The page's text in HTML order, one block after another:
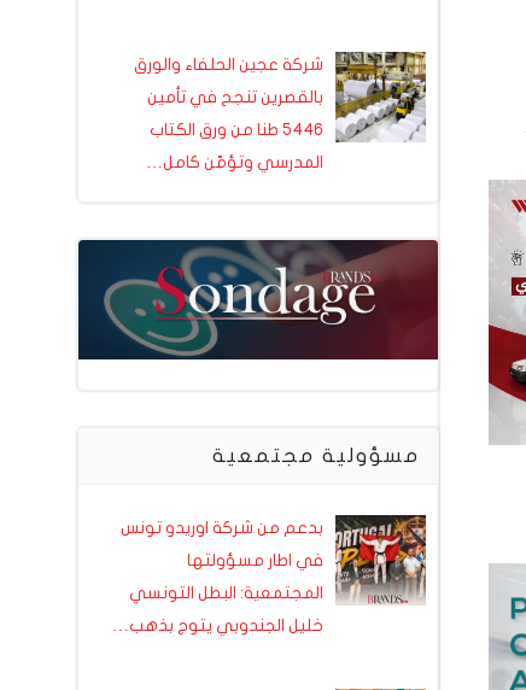
شركة عجين الحلفاء والورق
بالقصرين تنجح في تأمين
5446 طنا من ورق الكتاب
المدرسي وتؤمّن كامل…
مسؤولية مجتمعية
بدعم من شركة اوريدو تونس
في اطار مسؤولتها
المجتمعية: البطل التونسي
خليل الجندوبي يتوج بذهب…